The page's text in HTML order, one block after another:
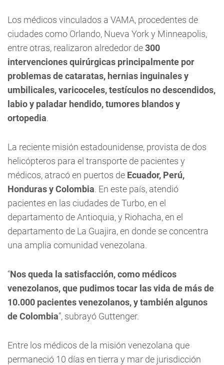
Los médicos vinculados a VAMA, procedentes de
ciudades como Orlando, Nueva York y Minneapolis,
entre otras, realizaron alrededor de300
intervenciones quirúrgicas principalmente por
problemas de cataratas, hernias inguinales y
umbilicales, varicoceles, testículos no descendidos,
labio y paladar hendido, tumores blandos y
ortopedia.
La reciente misión estadounidense, provista de dos
helicópteros para el transporte de pacientes y
médicos, atracó en puertos de Ecuador, Perú,
Honduras y Colombia. En este país, atendió
pacientes en las ciudades de Turbo, en el
departamento de Antioquia, y Riohacha, en el
departamento de La Guajira, en donde se concentra
una amplia comunidad venezolana.
“Nos queda la satisfacción, como médicos
venezolanos, que pudimos tocar las vida de más de
10.000 pacientes venezolanos, y también algunos
de Colombia”, subrayó Guttenger.
Entre los médicos de la misión venezolana que
permaneció 10 días en tierra y mar de jurisdicción